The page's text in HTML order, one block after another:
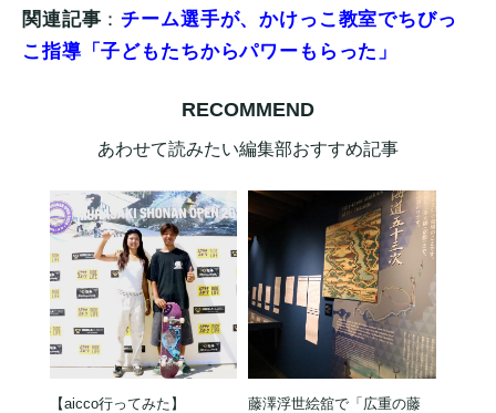
関連記事 ：チーム選手が、かけっこ教室でちびっ
こ指導「子どもたちからパワーもらった」
RECOMMEND
あわせて読みたい編集部おすすめ記事
【aicco行ってみた】
藤澤浮世絵舘で「広重の藤